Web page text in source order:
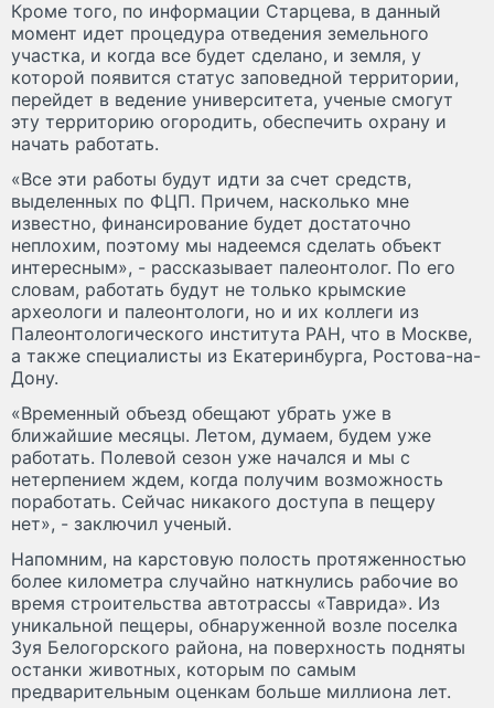
Кроме того, по информации Старцева, в данный
момент идет процедура отведения земельного
участка, и когда все будет сделано, и земля, у
которой появится статус заповедной территории,
перейдет в ведение университета, ученые смогут
эту территорию огородить, обеспечить охрану и
начать работать.
«Все эти работы будут идти за счет средств,
выделенных по ФЦП. Причем, насколько мне
известно, финансирование будет достаточно
неплохим, поэтому мы надеемся сделать объект
интересным», - рассказывает палеонтолог. По его
словам, работать будут не только крымские
археологи и палеонтологи, но и их коллеги из
Палеонтологического института РАН, что в Москве,
а также специалисты из Екатеринбурга, Ростова-на-
Дону.
«Временный объезд обещают убрать уже в
ближайшие месяцы. Летом, думаем, будем уже
работать. Полевой сезон уже начался и мы с
нетерпением ждем, когда получим возможность
поработать. Сейчас никакого доступа в пещеру
нет», - заключил ученый.
Напомним, на карстовую полость протяженностью
более километра случайно наткнулись рабочие во
время строительства автотрассы «Таврида». Из
уникальной пещеры, обнаруженной возле поселка
Зуя Белогорского района, на поверхность подняты
останки животных, которым по самым
предварительным оценкам больше миллиона лет.